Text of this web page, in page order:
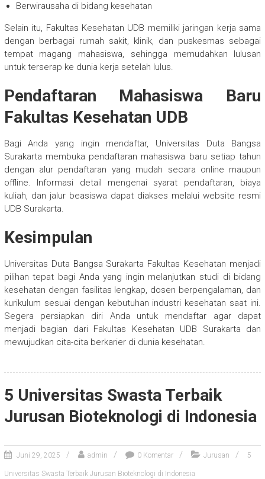
Berwirausaha di bidang kesehatan
Selain itu, Fakultas Kesehatan UDB memiliki jaringan kerja sama
dengan berbagai rumah sakit, klinik, dan puskesmas sebagai
tempat magang mahasiswa, sehingga memudahkan lulusan
untuk terserap ke dunia kerja setelah lulus.
Pendaftaran Mahasiswa Baru
Fakultas Kesehatan UDB
Bagi Anda yang ingin mendaftar, Universitas Duta Bangsa
Surakarta membuka pendaftaran mahasiswa baru setiap tahun
dengan alur pendaftaran yang mudah secara online maupun
offline. Informasi detail mengenai syarat pendaftaran, biaya
kuliah, dan jalur beasiswa dapat diakses melalui website resmi
UDB Surakarta.
Kesimpulan
Universitas Duta Bangsa Surakarta Fakultas Kesehatan menjadi
pilihan tepat bagi Anda yang ingin melanjutkan studi di bidang
kesehatan dengan fasilitas lengkap, dosen berpengalaman, dan
kurikulum sesuai dengan kebutuhan industri kesehatan saat ini.
Segera persiapkan diri Anda untuk mendaftar agar dapat
menjadi bagian dari Fakultas Kesehatan UDB Surakarta dan
mewujudkan cita-cita berkarier di dunia kesehatan.
5 Universitas Swasta Terbaik
Jurusan Bioteknologi di Indonesia
Juni 29, 2025 admin 0 Komentar Jurusan 5
Universitas Swasta Terbaik Jurusan Bioteknologi di Indonesia